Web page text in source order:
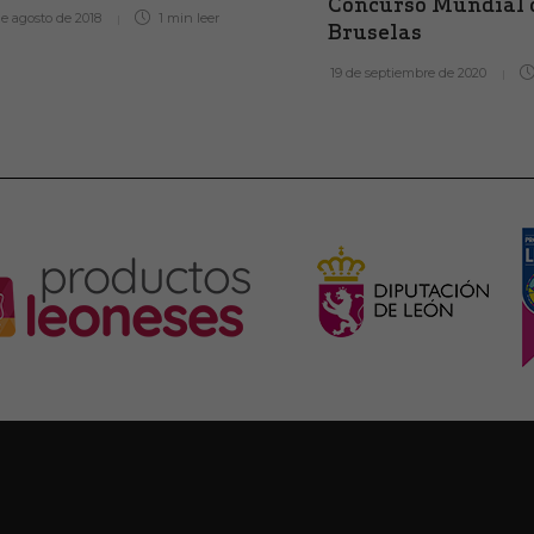
agosto de 2018 1 min leer
Bruselas
19 de septiembre de 2020